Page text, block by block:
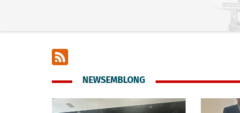
NEWSEMBLONG